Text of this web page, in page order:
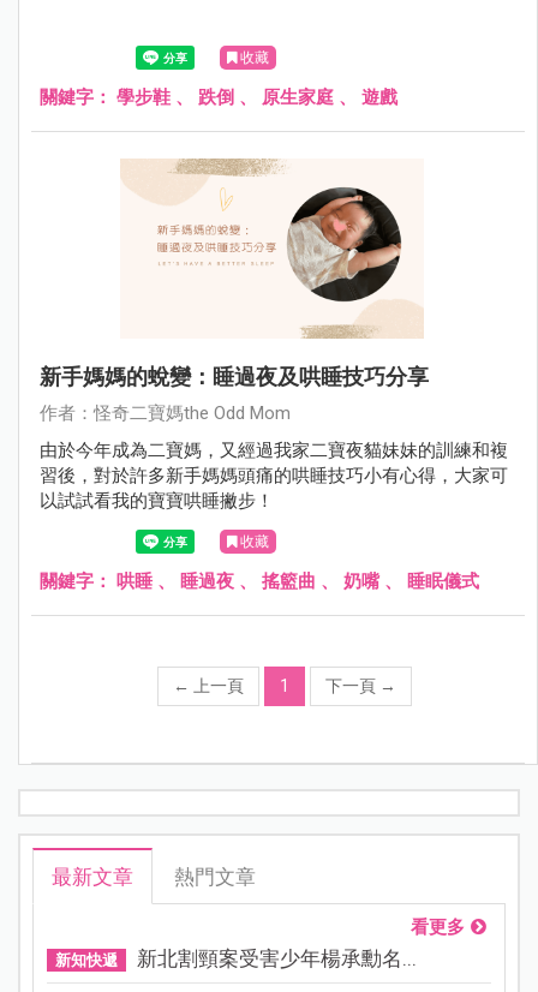
收藏
關鍵字： 學步鞋 、 跌倒 、 原生家庭 、 遊戲
新手媽媽的蛻變：睡過夜及哄睡技巧分享
作者：怪奇二寶媽the Odd Mom
由於今年成為二寶媽，又經過我家二寶夜貓妹妹的訓練和複
習後，對於許多新手媽媽頭痛的哄睡技巧小有心得，大家可
以試試看我的寶寶哄睡撇步！
收藏
關鍵字： 哄睡 、 睡過夜 、 搖籃曲 、 奶嘴、 睡眠儀式
← 上一頁 1 下一頁 →
最新文章 熱門文章
看更多
新知快遞 新北割頸案受害少年楊承勳名...